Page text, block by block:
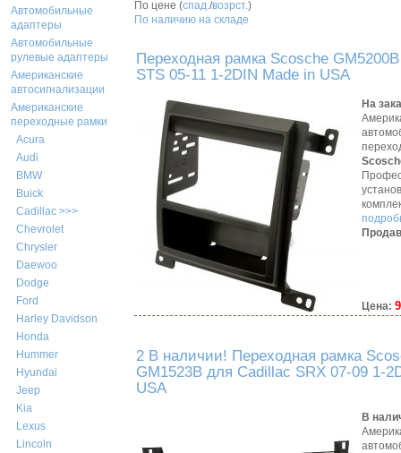
Автомобильные
адаптеры
Автомобильные
рулевые адаптеры
Американские
автосигнализации
Американские
переходные рамки
Acura
Audi
BMW
Buick
Cadillac >>>
Chevrolet
Chrysler
Daewoo
Dodge
Ford
Harley Davidson
Honda
Hummer
Hyundai
Jeep
Kia
Lexus
Lincoln
По цене (спад./возрст.)
По наличию на складе
Переходная рамка Scosche
STS 05-11 1-2DIN Made in USA
На
Цена:
2 В наличии! Переходная рамка
GM1523B для Cadillac SRX 07-09 1-
USA
В